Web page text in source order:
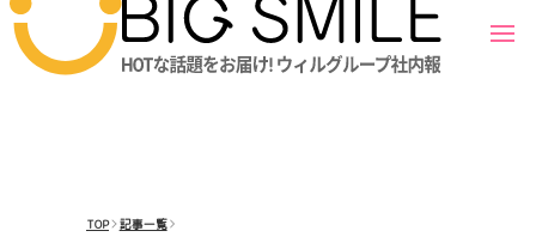
TOP 記事一覧